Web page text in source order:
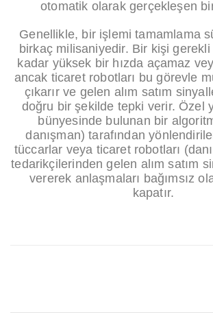
otomatik olarak gerçekleşen
Genellikle, bir işlemi tamamlama
birkaç milisaniyedir. Bir kişi
kadar yüksek bir hızda açamaz
ancak ticaret robotları bu görevle
çıkarır ve gelen alım satım
doğru bir şekilde tepki verir. Özel
bünyesinde bulunan bir
danışman) tarafından
tüccarlar veya ticaret robotları
tedarikçilerinden gelen alım satım
vererek anlaşmaları bağımsız
kapatır.